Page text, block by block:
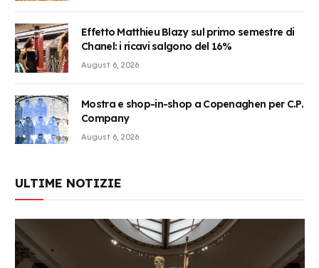
Effetto Matthieu Blazy sul primo semestre di
Chanel: i ricavi salgono del 16%
August 6, 2026
Mostra e shop-in-shop a Copenaghen per C.P.
Company
August 6, 2026
ULTIME NOTIZIE